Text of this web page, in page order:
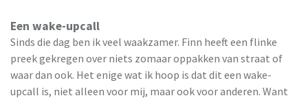
Een wake-upcall
Sinds die dag ben ik veel waakzamer. Finn heeft een flinke
preek gekregen over niets zomaar oppakken van straat of
waar dan ook. Het enige wat ik hoop is dat dit een wake-
upcall is, niet alleen voor mij, maar ook voor anderen. Want